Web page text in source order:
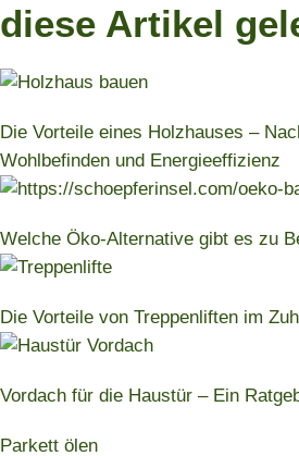
diese Artikel
Die Vorteile eines Holzhauses –
Wohlbefinden und Energieeffizienz
Welche Öko-Alternative gibt es zu
Die Vorteile von Treppenliften im
Vordach für die Haustür – Ein
Parkett ölen